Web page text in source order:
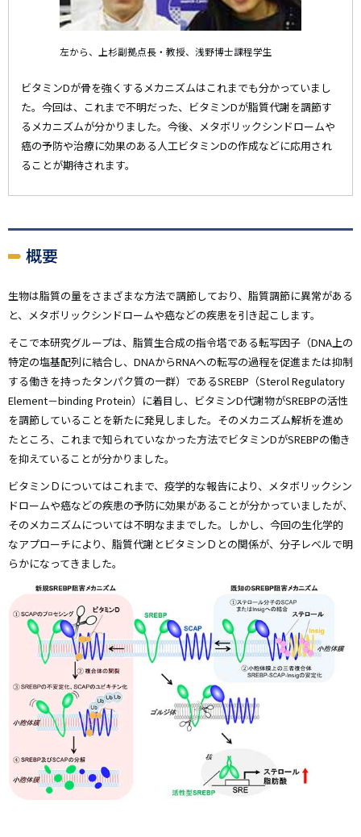
左から、上杉副拠点長・教授、浅野博士課程学生
ビタミンDが骨を強くするメカニズムはこれまでも分かっていまし
た。今回は、これまで不明だった、ビタミンDが脂質代謝を調節す
るメカニズムが分かりました。今後、メタボリックシンドロームや
癌の予防や治療に効果のある人工ビタミンDの作成などに応用され
ることが期待されます。
概要
生物は脂質の量をさまざまな方法で調節しており、脂質調節に異常がある
と、メタボリックシンドロームや癌などの疾患を引き起こします。
そこで本研究グループは、脂質生合成の指令塔である転写因子（DNA上の
特定の塩基配列に結合し、DNAからRNAへの転写の過程を促進または抑制
する働きを持ったタンパク質の一群）であるSREBP（Sterol Regulatory
Element－binding Protein）に着目し、ビタミンD代謝物がSREBPの活性
を調節していることを新たに発見しました。そのメカニズム解析を進め
たところ、これまで知られていなかった方法でビタミンDがSREBPの働き
を抑えていることが分かりました。
ビタミンＤについてはこれまで、疫学的な報告により、メタボリックシン
ドロームや癌などの疾患の予防に効果があることが分かっていましたが、
そのメカニズムについては不明なままでした。しかし、今回の生化学的
なアプローチにより、脂質代謝とビタミンＤとの関係が、分子レベルで明
らかになってきました。